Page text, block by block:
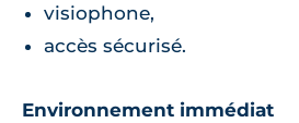
visiophone,
accès sécurisé.
Environnement immédiat